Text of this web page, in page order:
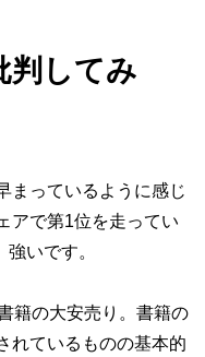
判してみ
まっているように感じ
アで第1位を走ってい
いです。
籍の大安売り。書籍の
れているものの基本的